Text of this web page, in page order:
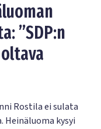
”SDP:n
Rostila ei sulata
Heinäluoma kysyi